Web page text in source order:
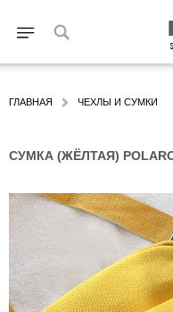
ГЛАВНАЯ ЧЕХЛЫ И СУМКИ
СУМКА (ЖЁЛТАЯ)